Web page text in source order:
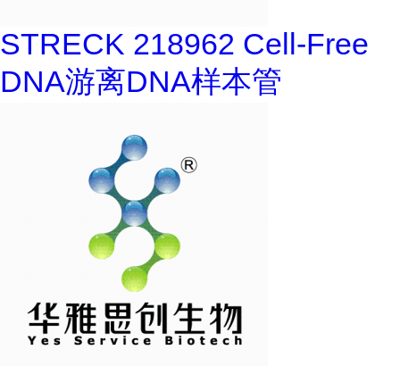
STRECK 218962 Cell-Free
DNA游离DNA样本管